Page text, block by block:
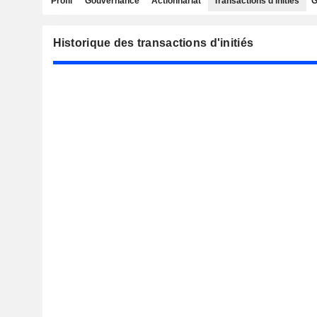
Historique des transactions d'initiés